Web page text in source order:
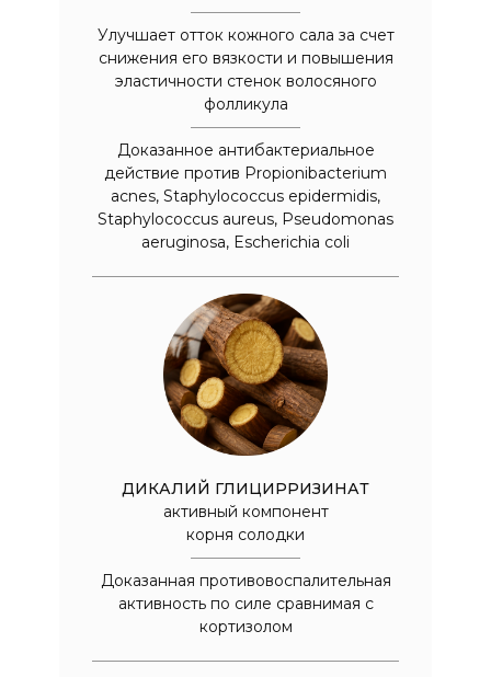
Доказанная противовоспалительная
активность по силе сравнимая с
кортизолом
Доказанное антибактериальное
действие против Propionibacterium
acnes, Staphylococcus epidermidis,
Staphylococcus aureus, Pseudomonas
aeruginosa, Escherichia coli
Улучшает отток кожного сала за счет
снижения его вязкости и повышения
эластичности стенок волосяного
фолликула
ДИКАЛИЙ ГЛИЦИРРИЗИНАТ
активный компонент
корня солодки